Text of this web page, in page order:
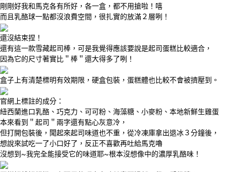
剛剛好我和馬克各有所好，各一盒，都不用搶啦！嘻
而且乳酪球一點都沒浪費空間，很扎實的放滿２層咧！
還沒結束捏！
還有這一款雪藏起司棒，可是我覺得應該要說是起司蛋糕比較適合，
因為它的尺寸著實比＂棒＂還大得多了咧！
盒子上有清楚標明有效期限，硬盒包裝，蛋糕體也比較不會被擠壓到。
官網上標註的成分：
紐西蘭進口乳酪、巧克力、可可粉、海藻糖、小麥粉、本地新鮮生雞蛋
本來看到＂起司＂兩字還有點心灰意冷，
但打開包裝後，聞起來起司味道也不重，從冷凍庫拿出退冰３分鐘後，
想說來試吃一了小口好了，反正不喜歡再吐給馬克嚕
沒想到~我完全能接受它的味道耶~根本沒想像中的濃厚乳酪味！